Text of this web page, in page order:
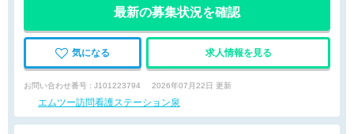
最新の募集状況を確認
気になる 求人情報を見る
お問い合わせ番号 : J101223794 2026年07月22日 更新
エムツー訪問看護ステーション泉